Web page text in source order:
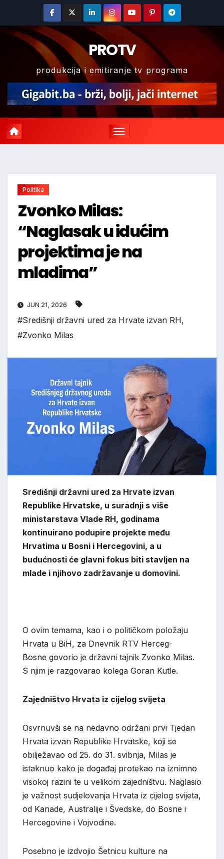
content
PROTV
produkcija i emitiranje tv programa
Politika
Zvonko Milas:
“Naglasak u idućim
projektima je na
mladima”
JUN 21, 2026
#Središnji državni ured za Hrvate izvan RH,
#Zvonko Milas
Središnji državni ured za Hrvate izvan
Republike Hrvatske, u suradnji s više
ministarstava Vlade RH, godinama
kontinuirano podupire projekte među
Hrvatima u Bosni i Hercegovini, a u
budućnosti će glavni fokus biti stavljen na
mlade i njihovo zadržavanje u domovini.
O ovim temama, kao i o političkom položaju
Hrvata u BiH, za Dnevnik RTV Herceg-
Bosne govorio je državni tajnik Zvonko Milas.
S njim je razgovarao kolega Goran Kutle.
Zajedništvo Hrvata iz cijelog svijeta
Osvrnuvši se na nedavno održani prvi Tjedan
Hrvata izvan Republike Hrvatske, koji se
obilježavao od 25. do 31. svibnja, Milas je
istaknuo kako je događaj protekao na iznimno
visokoj razini te u velikom zajedništvu. Naglasio
je važnost sudjelovanja Hrvata iz cijelog svijeta,
od Kanade, Australije i Švedske, do Bosne i
Hercegovine i Vojvodine.
Posebno je izdvojio Šetnicu kulture na